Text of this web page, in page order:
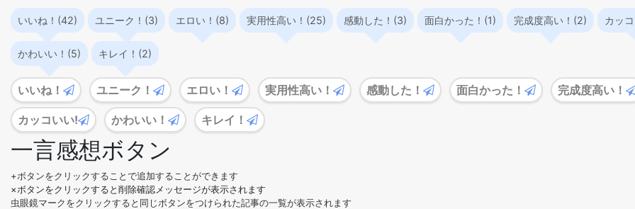
いいね！(42) ユニーク！(3) エロい！(8) 実用性高い！(25) 感動した！(3) 面白かった！(1) 完成度高い！(2) カッ
かわいい！(5) キレイ！(2)
いいね！ ユニーク！ エロい！ 実用性高い！ 感動した！ 面白かった！ 完成度高い！
カッコいい! かわいい！ キレイ！
一言感想ボタン
+ボタンをクリックすることで追加することができます
×ボタンをクリックすると削除確認メッセージが表示されます
虫眼鏡マークをクリックすると同じボタンをつけられた記事の一覧が表示されます